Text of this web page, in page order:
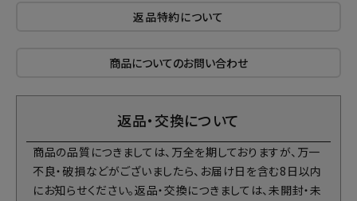
返品特約について
商品についてのお問い合わせ
返品・交換について
商品の品質につきましては、万全を期しておりますが、万一
不良・破損などがございましたら、お届け日を含む8日以内
にお知らせください。返品・交換につきましては、未開封・未